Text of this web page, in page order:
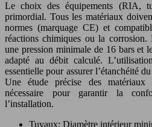
Le choix des équipements (RIA,
primordial. Tous les matériaux
normes (marquage CE) et
réactions chimiques ou la
une pression minimale de 16 bars et
adapté au débit calculé.
essentielle pour assurer l’étanchéité
Une étude précise des
nécessaire pour garantir la
l’installation.
Tuyaux: Diamètre intérieur